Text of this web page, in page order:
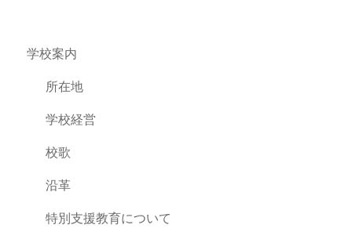
学校案内
所在地
学校経営
校歌
沿革
特別支援教育について